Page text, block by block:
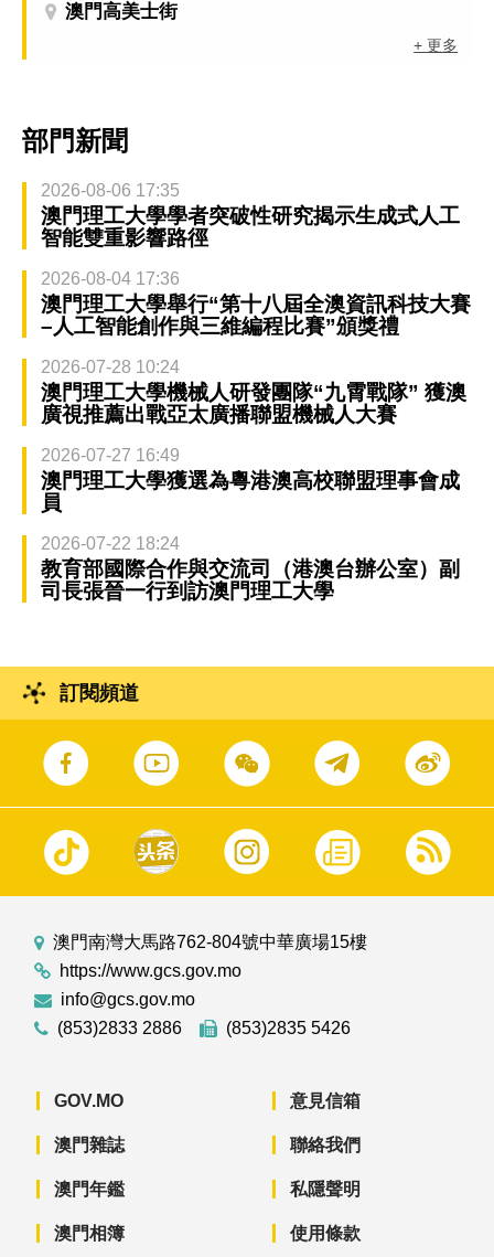
澳門高美士街
+ 更多
部門新聞
2026-08-06 17:35
澳門理工大學學者突破性研究揭示生成式人工
智能雙重影響路徑
2026-08-04 17:36
澳門理工大學舉行“第十八屆全澳資訊科技大賽
–人工智能創作與三維編程比賽”頒獎禮
2026-07-28 10:24
澳門理工大學機械人研發團隊“九霄戰隊” 獲澳
廣視推薦出戰亞太廣播聯盟機械人大賽
2026-07-27 16:49
澳門理工大學獲選為粵港澳高校聯盟理事會成
員
2026-07-22 18:24
教育部國際合作與交流司（港澳台辦公室）副
司長張晉一行到訪澳門理工大學
訂閱頻道
澳門南灣大馬路762-804號中華廣場15樓
https://www.gcs.gov.mo
info@gcs.gov.mo
(853)2833 2886
(853)2835 5426
GOV.MO
澳門雜誌
澳門年鑑
澳門相簿
意見信箱
聯絡我們
私隱聲明
使用條款